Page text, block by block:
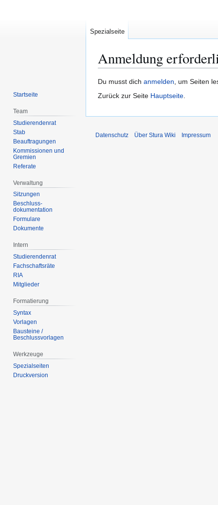
Anmeldung
Zur
Navigation
Zur
Suche
Du musst dich anmelden, um Seiten
Zurück zur Seite Hauptseite.
Spezialseite
Startseite
Team
Studierendenrat
Stab
Beauftragungen
Kommissionen und
Gremien
Referate
Verwaltung
Sitzungen
Beschluss-
dokumentation
Formulare
Dokumente
Intern
Studierendenrat
Fachschaftsräte
RIA
Mitglieder
Formatierung
Syntax
Vorlagen
Bausteine /
Beschlussvorlagen
Werkzeuge
Spezialseiten
Druckversion
Datenschutz Über Stura Wiki Impressum